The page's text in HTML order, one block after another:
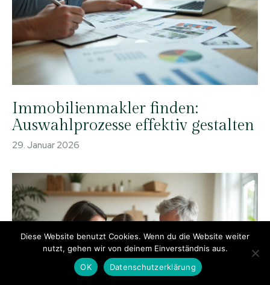
Immobilienmakler finden:
Auswahlprozesse effektiv gestalten
29. Januar 2026
Diese Website benutzt Cookies. Wenn du die Website weiter
nutzt, gehen wir von deinem Einverständnis aus.
OK
Datenschutzerklärung